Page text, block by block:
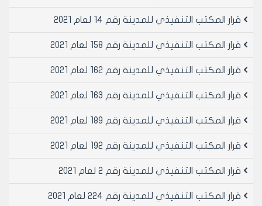
مادة 5- الموافقة على تصديق ضبط لجنه تقدير بدلات ايجار
والمستثمرة او المقرر استثمارها المؤرخ في 21/2/2007
الموصوف بالمحضر رقم 968 من المنطقة العقارية العاشرة
سورية لا غير سنويا
عقارات مجلس مدينه حلب المؤجرة او المقرر تأجيرها
المتضمن تقدير بدل منفعة الحانوت القائم على العقار
قرار المكتب التنفيذي للمدينة رقم 14 لعام 2021
قرار المكتب التنفيذي للمدينة رقم 158 لعام 2021
قرار المكتب التنفيذي للمدينة رقم 162 لعام 2021
قرار المكتب التنفيذي للمدينة رقم 163 لعام 2021
قرار المكتب التنفيذي للمدينة رقم 189 لعام 2021
قرار المكتب التنفيذي للمدينة رقم 192 لعام 2021
قرار المكتب التنفيذي للمدينة رقم 2 لعام 2021
قرار المكتب التنفيذي للمدينة رقم 224 لعام 2021